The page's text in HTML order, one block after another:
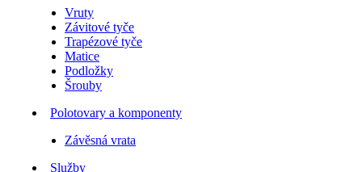
Vruty
Závitové tyče
Trapézové tyče
Matice
Podložky
Šrouby
Polotovary a komponenty
Závěsná vrata
Služby